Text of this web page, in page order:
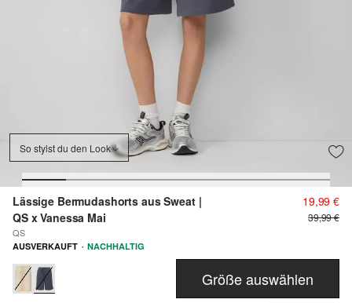
So stylst du den Look
Lässige Bermudashorts aus Sweat |
QS x Vanessa Mai
QS
19,99 €
39,99 €
AUSVERKAUFT · NACHHALTIG
Größe auswählen